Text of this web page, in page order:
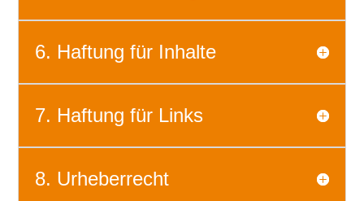
6. Haftung für Inhalte
7. Haftung für Links
8. Urheberrecht